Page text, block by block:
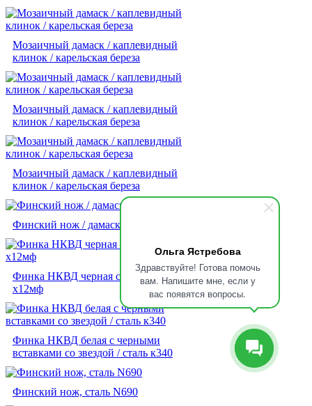
Ольга Ястребова
Здравствуйте! Готова помочь
вам. Напишите мне, если у
вас появятся вопросы.
Мозаичный дамаск / каплевидный
клинок / карельская береза
Мозаичный дамаск / каплевидный
клинок / карельская береза
Мозаичный дамаск / каплевидный
клинок / карельская береза
Финский нож / дамаск Сендвич
Финка НКВД черная со звездой / сталь
х12мф
Финка НКВД белая с черными
вставками со звездой / сталь к340
Финский нож, сталь N690